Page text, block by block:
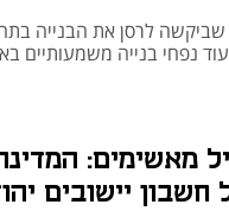
שביקשה לרסן את הבנייה
נפחי בנייה משמעותיים
מאשימים:
יישובים